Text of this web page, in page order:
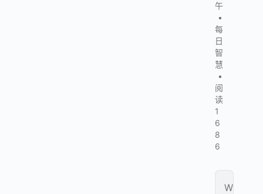
午
•
每
日
智
慧
•
阅
读
1
6
8
6
W